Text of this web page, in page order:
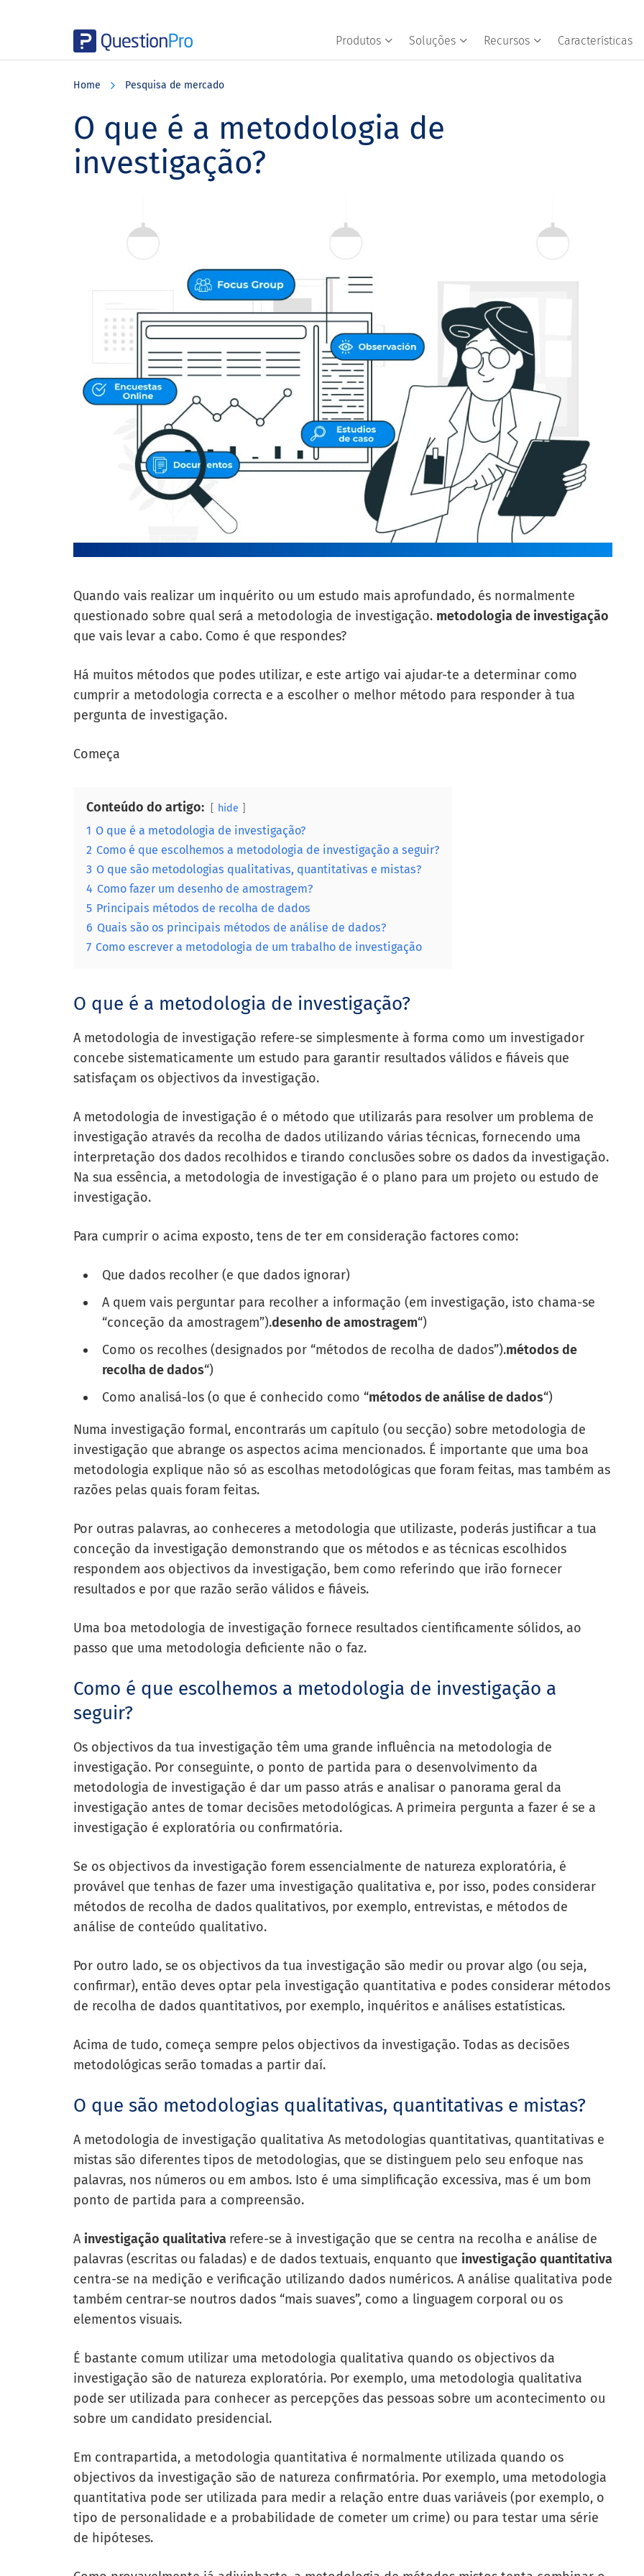
Produtos Soluções Recursos Características
Home Pesquisa de mercado
O que é a metodologia de
investigação?
Quando vais realizar um inquérito ou um estudo mais aprofundado, és normalmente
questionado sobre qual será a metodologia de investigação. metodologia de investigação
que vais levar a cabo. Como é que respondes?
Há muitos métodos que podes utilizar, e este artigo vai ajudar-te a determinar como
cumprir a metodologia correcta e a escolher o melhor método para responder à tua
pergunta de investigação.
Começa
Conteúdo do artigo: hide
1 O que é a metodologia de investigação?
2 Como é que escolhemos a metodologia de investigação a seguir?
3 O que são metodologias qualitativas, quantitativas e mistas?
4 Como fazer um desenho de amostragem?
5 Principais métodos de recolha de dados
6 Quais são os principais métodos de análise de dados?
7 Como escrever a metodologia de um trabalho de investigação
O que é a metodologia de investigação?
A metodologia de investigação refere-se simplesmente à forma como um investigador
concebe sistematicamente um estudo para garantir resultados válidos e fiáveis que
satisfaçam os objectivos da investigação.
A metodologia de investigação é o método que utilizarás para resolver um problema de
investigação através da recolha de dados utilizando várias técnicas, fornecendo uma
interpretação dos dados recolhidos e tirando conclusões sobre os dados da investigação.
Na sua essência, a metodologia de investigação é o plano para um projeto ou estudo de
investigação.
Para cumprir o acima exposto, tens de ter em consideração factores como:
Que dados recolher (e que dados ignorar)
A quem vais perguntar para recolher a informação (em investigação, isto chama-se
“conceção da amostragem”).desenho de amostragem“)
Como os recolhes (designados por “métodos de recolha de dados”).métodos de
recolha de dados“)
Como analisá-los (o que é conhecido como “métodos de análise de dados“)
Numa investigação formal, encontrarás um capítulo (ou secção) sobre metodologia de
investigação que abrange os aspectos acima mencionados. É importante que uma boa
metodologia explique não só as escolhas metodológicas que foram feitas, mas também as
razões pelas quais foram feitas.
Por outras palavras, ao conheceres a metodologia que utilizaste, poderás justificar a tua
conceção da investigação demonstrando que os métodos e as técnicas escolhidos
respondem aos objectivos da investigação, bem como referindo que irão fornecer
resultados e por que razão serão válidos e fiáveis.
Uma boa metodologia de investigação fornece resultados cientificamente sólidos, ao
passo que uma metodologia deficiente não o faz.
Como é que escolhemos a metodologia de investigação a
seguir?
Os objectivos da tua investigação têm uma grande influência na metodologia de
investigação. Por conseguinte, o ponto de partida para o desenvolvimento da
metodologia de investigação é dar um passo atrás e analisar o panorama geral da
investigação antes de tomar decisões metodológicas. A primeira pergunta a fazer é se a
investigação é exploratória ou confirmatória.
Se os objectivos da investigação forem essencialmente de natureza exploratória, é
provável que tenhas de fazer uma investigação qualitativa e, por isso, podes considerar
métodos de recolha de dados qualitativos, por exemplo, entrevistas, e métodos de
análise de conteúdo qualitativo.
Por outro lado, se os objectivos da tua investigação são medir ou provar algo (ou seja,
confirmar), então deves optar pela investigação quantitativa e podes considerar métodos
de recolha de dados quantitativos, por exemplo, inquéritos e análises estatísticas.
Acima de tudo, começa sempre pelos objectivos da investigação. Todas as decisões
metodológicas serão tomadas a partir daí.
O que são metodologias qualitativas, quantitativas e mistas?
A metodologia de investigação qualitativa As metodologias quantitativas, quantitativas e
mistas são diferentes tipos de metodologias, que se distinguem pelo seu enfoque nas
palavras, nos números ou em ambos. Isto é uma simplificação excessiva, mas é um bom
ponto de partida para a compreensão.
A investigação qualitativa refere-se à investigação que se centra na recolha e análise de
palavras (escritas ou faladas) e de dados textuais, enquanto que investigação quantitativa
centra-se na medição e verificação utilizando dados numéricos. A análise qualitativa pode
também centrar-se noutros dados “mais suaves”, como a linguagem corporal ou os
elementos visuais.
É bastante comum utilizar uma metodologia qualitativa quando os objectivos da
investigação são de natureza exploratória. Por exemplo, uma metodologia qualitativa
pode ser utilizada para conhecer as percepções das pessoas sobre um acontecimento ou
sobre um candidato presidencial.
Em contrapartida, a metodologia quantitativa é normalmente utilizada quando os
objectivos da investigação são de natureza confirmatória. Por exemplo, uma metodologia
quantitativa pode ser utilizada para medir a relação entre duas variáveis (por exemplo, o
tipo de personalidade e a probabilidade de cometer um crime) ou para testar uma série
de hipóteses.